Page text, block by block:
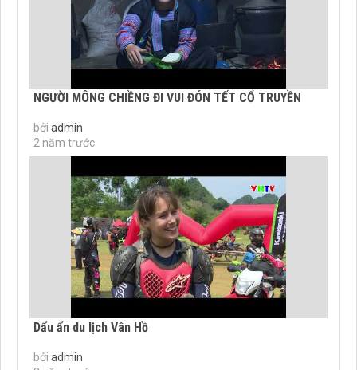
NGƯỜI MÔNG CHIỀNG ĐI VUI ĐÓN TẾT CỔ TRUYỀN
bởi admin
2 năm trước
Dấu ấn du lịch Vân Hồ
bởi admin